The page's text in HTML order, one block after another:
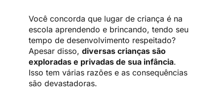
Você concorda que lugar de criança é na
escola aprendendo e brincando, tendo seu
tempo de desenvolvimento respeitado?
Apesar disso,diversas crianças são
exploradas e privadas de sua infância.
Isso tem várias razões e as consequências
são devastadoras.